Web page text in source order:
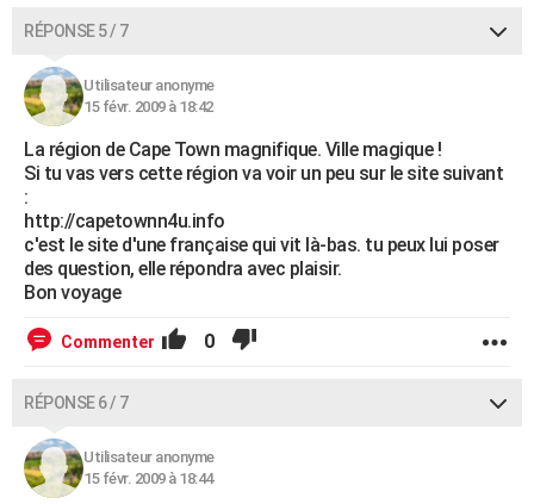
RÉPONSE 5 / 7
Utilisateur anonyme
15 févr. 2009 à 18:42
La région de Cape Town magnifique. Ville magique !
Si tu vas vers cette région va voir un peu sur le site suivant
:
http://capetownn4u.info
c'est le site d'une française qui vit là-bas. tu peux lui poser
des question, elle répondra avec plaisir.
Bon voyage
Commenter 0
RÉPONSE 6 / 7
Utilisateur anonyme
15 févr. 2009 à 18:44